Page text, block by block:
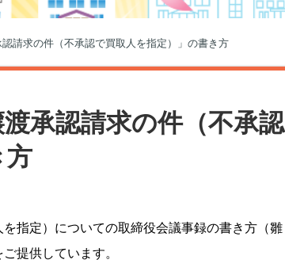
請求の件（不承認で買取人を指定）」の書き方
承認請求の件（不承認
方
指定）についての取締役会議事録の書き方（雛
提供しています。